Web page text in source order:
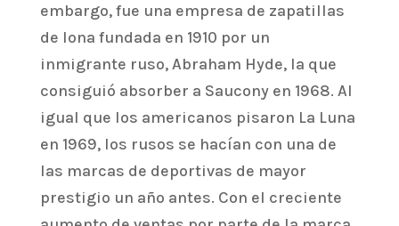
embargo, fue una empresa de zapatillas
de lona fundada en 1910 por un
inmigrante ruso, Abraham Hyde, la que
consiguió absorber a Saucony en 1968. Al
igual que los americanos pisaron La Luna
en 1969, los rusos se hacían con una de
las marcas de deportivas de mayor
prestigio un año antes. Con el creciente